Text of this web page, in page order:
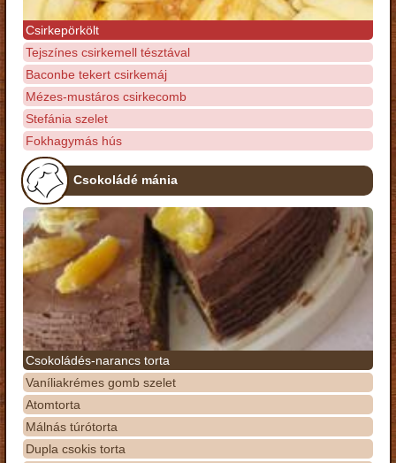
Csirkepörkölt
Tejszínes csirkemell tésztával
Baconbe tekert csirkemáj
Mézes-mustáros csirkecomb
Stefánia szelet
Fokhagymás hús
Csokoládé mánia
Csokoládés-narancs torta
Vaníliakrémes gomb szelet
Atomtorta
Málnás túrótorta
Dupla csokis torta